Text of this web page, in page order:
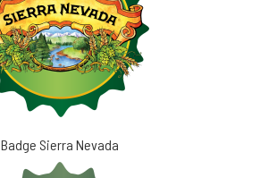
Badge Sierra Nevada